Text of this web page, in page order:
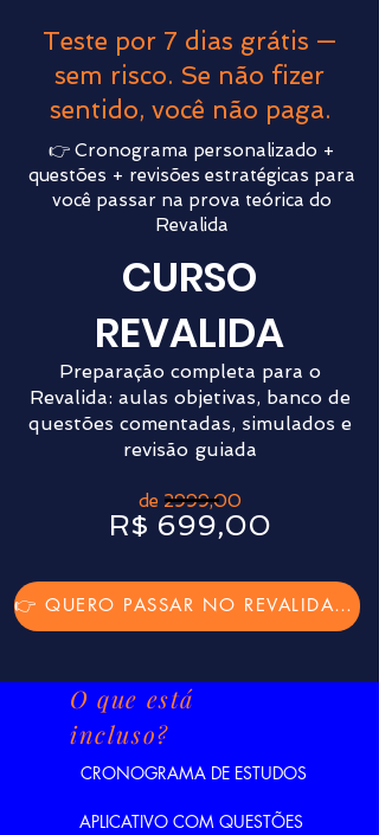
Teste por 7 dias grátis —
sem risco. Se não fizer
sentido, você não paga.
👉 Cronograma personalizado +
questões + revisões estratégicas para
você passar na prova teórica do
Revalida
CURSO
REVALIDA
Preparação completa para o
Revalida: aulas objetivas, banco de
questões comentadas, simulados e
revisão guiada
de 2999,00
R$ 699,00
👉 QUERO PASSAR NO REVALIDA 2026
O que está
incluso?
CRONOGRAMA DE ESTUDOS
APLICATIVO COM QUESTÕES